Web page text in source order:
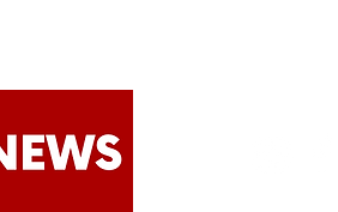
do Carnaval 2023